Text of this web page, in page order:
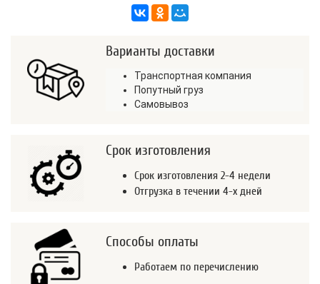
Варианты доставки
Транспортная компания
Попутный груз
Самовывоз
Срок изготовления
Срок изготовления 2-4 недели
Отгрузка в течении 4-х дней
Способы оплаты
Работаем по перечислению